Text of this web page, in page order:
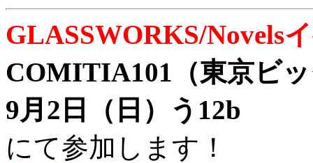
GLASSWORKS/Novels
COMITIA101（東京ビ
9月2日（日）う12b
にて参加します！